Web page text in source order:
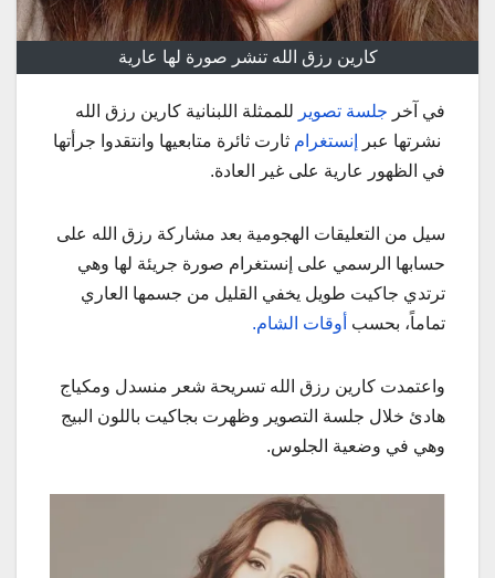
كارين رزق الله تنشر صورة لها عارية
في آخر جلسة تصوير للممثلة اللبنانية كارين رزق الله
نشرتها عبر
إنستغرام ثارت ثائرة متابعيها وانتقدوا جرأتها
في الظهور عارية على غير العادة.
سيل من التعليقات الهجومية بعد مشاركة رزق الله على
حسابها الرسمي على إنستغرام صورة جريئة لها وهي
ترتدي جاكيت طويل يخفي القليل من جسمها العاري
تماماً، بحسب أوقات الشام.
واعتمدت كارين رزق الله تسريحة شعر منسدل ومكياج
هادئ خلال جلسة التصوير وظهرت بجاكيت باللون البيج
وهي في وضعية الجلوس.